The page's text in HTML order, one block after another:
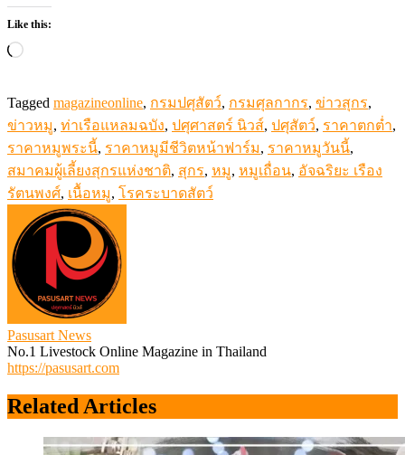
Like this:
Loading…
Tagged magazineonline, กรมปศุสัตว์, กรมศุลกากร, ข่าวสุกร,
ข่าวหมู, ท่าเรือแหลมฉบัง, ปศุศาสตร์ นิวส์, ปศุสัตว์, ราคาตกต่ำ,
ราคาหมูพระนี้, ราคาหมูมีชีวิตหน้าฟาร์ม, ราคาหมูวันนี้,
สมาคมผู้เลี้ยงสุกรแห่งชาติ, สุกร, หมู, หมูเถื่อน, อัจฉริยะ เรือง
รัตนพงศ์, เนื้อหมู, โรคระบาดสัตว์
Pasusart News
No.1 Livestock Online Magazine in Thailand
https://pasusart.com
Related Articles